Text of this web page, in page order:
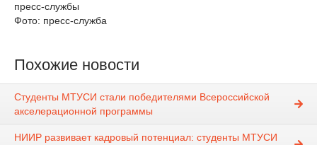
пресс-службы
Фото: пресс-служба
Похожие новости
Студенты МТУСИ стали победителями Всероссийской
акселерационной программы
НИИР развивает кадровый потенциал: студенты МТУСИ